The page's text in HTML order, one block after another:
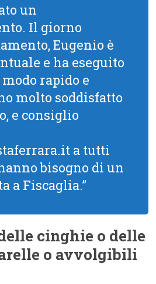
un
Il giorno
Eugenio è
e ha eseguito
rapido e
molto soddisfatto
e consiglio
a tutti
bisogno di un
a Fiscaglia.”
cinghie o delle
o avvolgibili